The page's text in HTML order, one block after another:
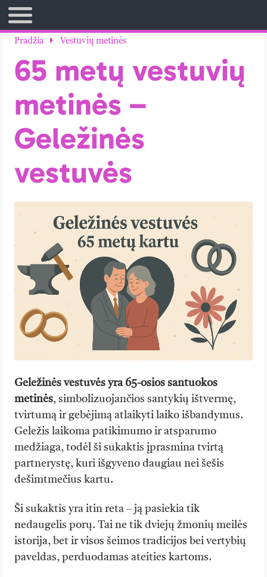
TITULINIS
Pradžia Vestuvių metinės
65 metų vestuvių
metinės –
Geležinės
vestuvės
Geležinės vestuvės yra 65-osios santuokos
metinės, simbolizuojančios santykių ištvermę,
tvirtumą ir gebėjimą atlaikyti laiko išbandymus.
Geležis laikoma patikimumo ir atsparumo
medžiaga, todėl ši sukaktis įprasmina tvirtą
partnerystę, kuri išgyveno daugiau nei šešis
dešimtmečius kartu.
Ši sukaktis yra itin reta – ją pasiekia tik
nedaugelis porų. Tai ne tik dviejų žmonių meilės
istorija, bet ir visos šeimos tradicijos bei vertybių
paveldas, perduodamas ateities kartoms.